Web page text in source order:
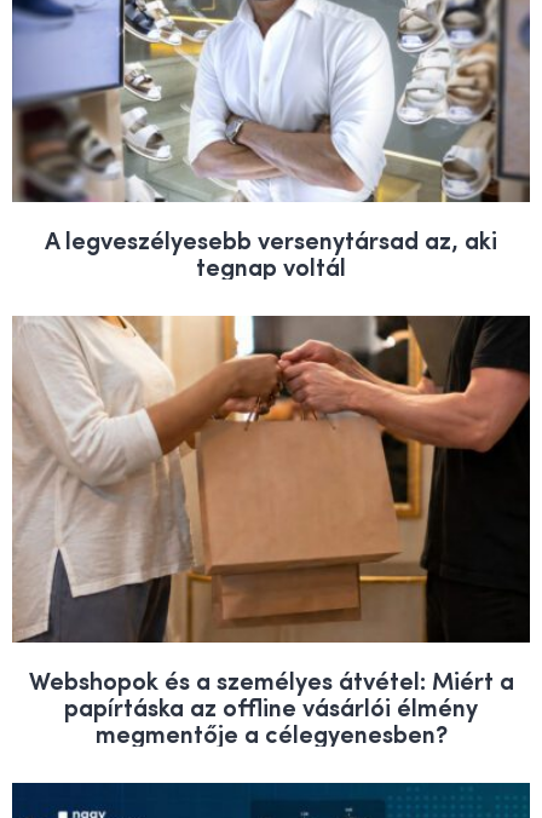
A legveszélyesebb versenytársad az, aki
tegnap voltál
Webshopok és a személyes átvétel: Miért a
papírtáska az offline vásárlói élmény
megmentője a célegyenesben?